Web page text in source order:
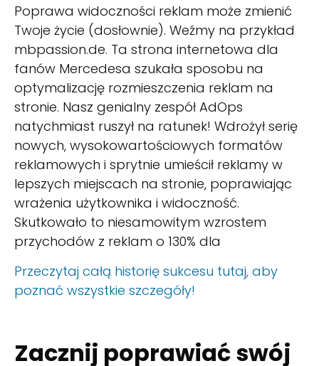
Poprawa widoczności reklam może zmienić
Twoje życie (dosłownie). Weźmy na przykład
mbpassion.de. Ta strona internetowa dla
fanów Mercedesa szukała sposobu na
optymalizację rozmieszczenia reklam na
stronie. Nasz genialny zespół AdOps
natychmiast ruszył na ratunek! Wdrożył serię
nowych, wysokowartościowych formatów
reklamowych i sprytnie umieścił reklamy w
lepszych miejscach na stronie, poprawiając
wrażenia użytkownika i widoczność.
Skutkowało to niesamowitym wzrostem
przychodów z reklam o 130% dla
Przeczytaj całą historię sukcesu tutaj, aby
poznać wszystkie szczegóły!
Zacznij poprawiać swój